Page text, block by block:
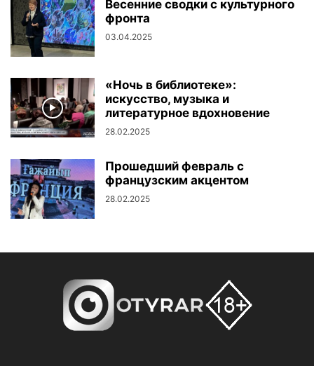
Весенние сводки с культурного
фронта
03.04.2025
«Ночь в библиотеке»:
искусство, музыка и
литературное вдохновение
28.02.2025
Прошедший февраль с
французским акцентом
28.02.2025